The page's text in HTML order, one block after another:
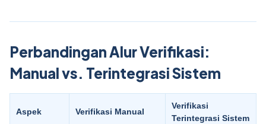
Perbandingan Alur Verifikasi:
Manual vs. Terintegrasi Sistem
Aspek Verifikasi Manual
Verifikasi
Terintegrasi Sistem